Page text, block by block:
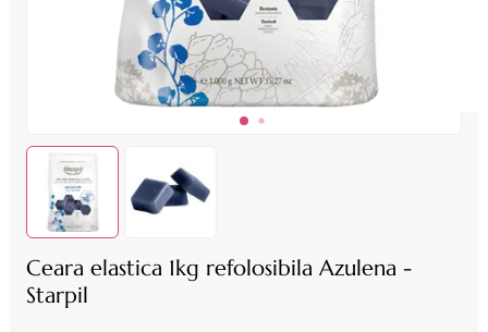
Ceara elastica 1kg refolosibila Azulena -
Starpil